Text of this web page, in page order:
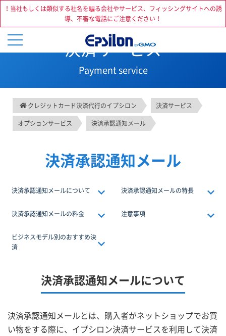
！当社もしくは類似する社名を騙る会社やサービス、フィッシングサイトへの誘
導、不審な電話にご注意ください！
決済サービス
Payment service
クレジットカード決済代行のイプシロン
決済サービス
オプションサービス
決済承認通知メール
決済承認通知メール
決済承認通知メールについて 決済承認通知メールの特長
決済承認通知メールの料金 注意事項
ビジネスモデル別のおすすめ決
済
決済承認通知メールについて
決済承認通知メールとは、購入者がネットショップでお買
い物をする際に、イプシロン決済サービスを利用して決済